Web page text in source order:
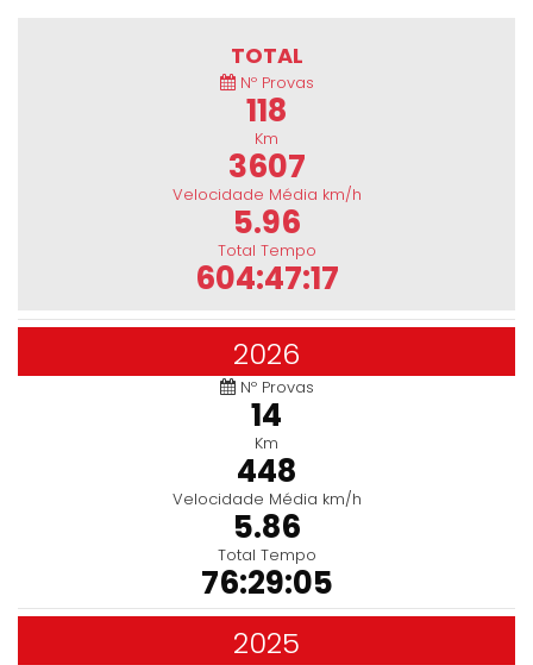
TOTAL
Nº Provas
118
Km
3607
Velocidade Média km/h
5.96
Total Tempo
604:47:17
2026
Nº Provas
14
Km
448
Velocidade Média km/h
5.86
Total Tempo
76:29:05
2025